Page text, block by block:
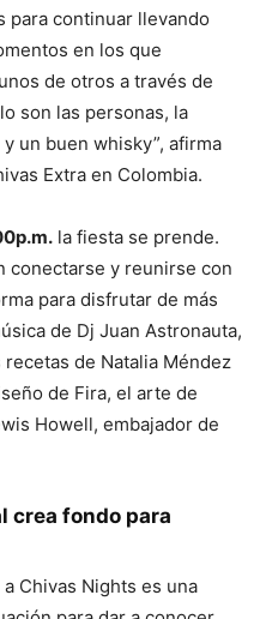
para continuar llevando
en los que
de otros a través de
son las personas, la
un buen whisky”, afirma
Extra en Colombia.
la fiesta se prende.
conectarse y reunirse con
para disfrutar de más
de Dj Juan Astronauta,
de Natalia Méndez
de Fira, el arte de
Howell, embajador de
crea fondo para
Chivas Nights es una